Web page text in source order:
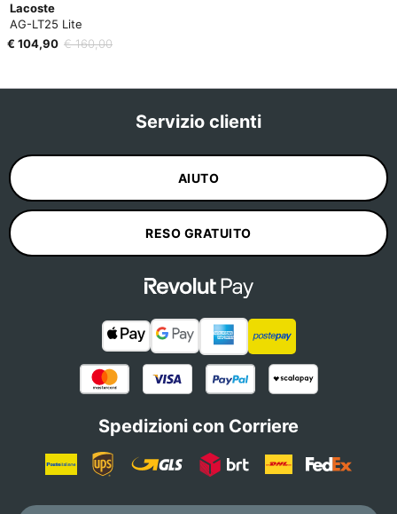
Lacoste
AG-LT25 Lite
€ 104,90 € 160,00
Servizio clienti
AIUTO
RESO GRATUITO
Spedizioni con Corriere